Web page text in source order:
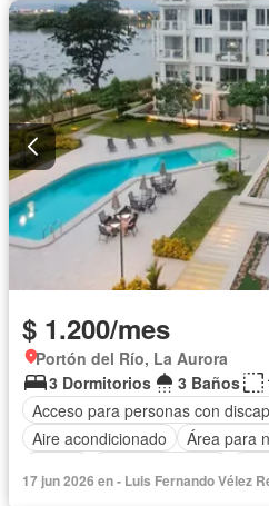
$ 1.200/mes
Portón del Río, La Aurora
3 Dormitorios
3 Baños
Acceso para personas con
Aire acondicionado
Área para
Gimnasio
Garita de guardianía
17 jun 2026 en - Luis Fernando Vélez